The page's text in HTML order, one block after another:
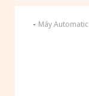
- Máy Automatic